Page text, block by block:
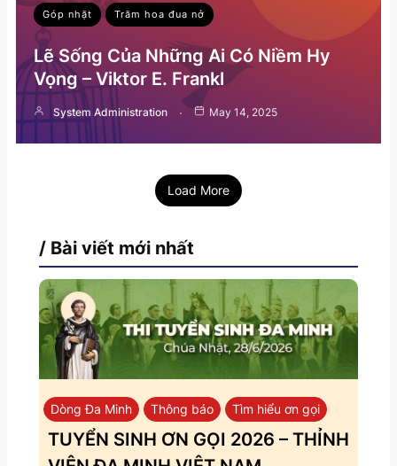
Góp nhặt Trăm hoa đua nở
Lẽ Sống Của Những Ai Có Niềm Hy
Vọng – Viktor E. Frankl
System Administration May 14, 2025
Load More
/ Bài viết mới nhất
Dòng Đa Minh Thông báo Tìm hiểu ơn gọi
TUYỂN SINH ƠN GỌI 2026 – THỈNH